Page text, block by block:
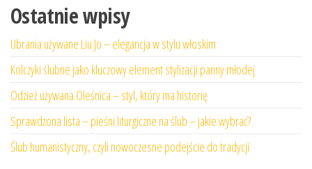
Ostatnie wpisy
Ubrania używane Liu Jo – elegancja w stylu włoskim
Kolczyki ślubne jako kluczowy element stylizacji panny młodej
Odzież używana Oleśnica – styl, który ma historię
Sprawdzona lista – pieśni liturgiczne na ślub – jakie wybrać?
Ślub humanistyczny, czyli nowoczesne podejście do tradycji